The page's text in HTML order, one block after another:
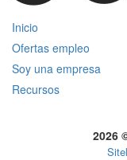
Inicio
Ofertas empleo
Soy una empresa
Recursos
2026